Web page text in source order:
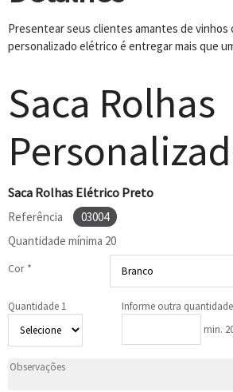
Presentear seus clientes amantes de vinhos
personalizado elétrico é entregar mais que
Saca Rolhas
Saca Rolhas Elétrico Preto
Referência
03004
Quantidade mínima 20
Cor *
Quantidade 1
Informe outra quantidade
min.